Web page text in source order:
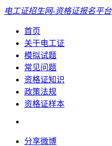
电工证招生网-资格证报名平台
首页
关于电工证
模拟试题
常见问题
资格证知识
政策法规
资格证样本
分享微博